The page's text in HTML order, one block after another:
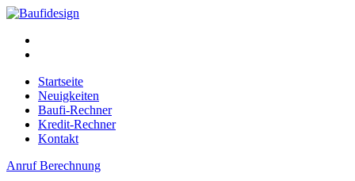
Startseite
Neuigkeiten
Baufi-Rechner
Kredit-Rechner
Kontakt
AnrufBerechnung